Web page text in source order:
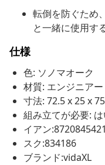
転倒を防ぐため
と一緒に使用す
仕様
色: ソノマオーク
材質: エンジニア
寸法: 72.5 x 25 x
組み立てが必要: は
イアン
スク:834186
ブランド:vidaXL